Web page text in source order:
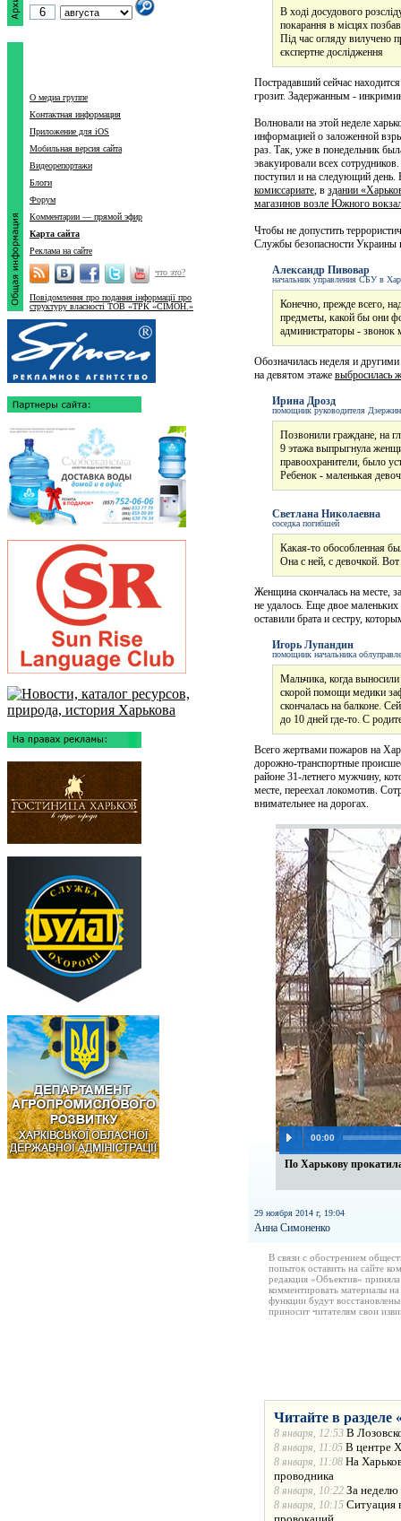
В ході досудового
покарання в місцях
Під час огляду вилучено
єкспертне дослідження
Пострадавший сейчас
грозит. Задержанным -
Волновали на этой неделе
информацией о заложенной
раз. Так, уже в понедельник
эвакуировали всех
поступил и на следующий день.
комиссариате, в здании
магазинов возле Южного
Чтобы не допустить
Службы безопасности Украины
Александр Пивовар
начальник управления СБУ в
Конечно, прежде всего,
предметы, какой бы они
администраторы - звонок
Обозначилась неделя и
на девятом этаже выбросилась
Ирина Дрозд
помощник руководителя
Позвонили граждане, на
9 этажа выпрыгнула
правоохранители, было
Ребенок - маленькая
Светлана Николаевна
соседка погибшей
Какая-то обособленная
Она с ней, с девочкой.
Женщина скончалась на месте,
не удалось. Еще двое
оставили брата и сестру,
Игорь Лупандин
помощник начальника
Мальчика, когда
скорой помощи медики
скончалась на балконе.
до 10 дней где-то. С
Всего жертвами пожаров на
дорожно-транспортные
районе 31-летнего мужчину,
месте, переехал локомотив.
внимательнее на дорогах.
00:00
По Харькову
29 ноября 2014 г, 19:04
Анна Симоненко
В связи с обострением
попыток оставить на сайте
редакция «Объектив»
комментировать материалы
функции будут
приносит читателям свои
Читайте в разделе
8 января, 12:53 В
8 января, 11:05 В центре
8 января, 11:08 На
проводника
8 января, 10:22 За неделю
8 января, 10:15 Ситуация
О медиа группе
Контактная информация
Приложение для iOS
Мобильная версия сайта
Видеорепортажи
Блоги
Форум
Комментарии — прямой эфир
Карта сайта
Реклама на сайте
что это?
Повідомлення про подання інформації про
структуру власності ТОВ «ТРК «СІМОН.»